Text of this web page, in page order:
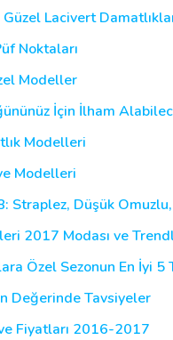
Lacivert
Noktaları
Modeller
İçin İlham
Modelleri
Modelleri
Straplez, Düşük
2017 Modası ve
Özel Sezonun En İyi 5
Değerinde Tavsiyeler
Fiyatları 2016-2017